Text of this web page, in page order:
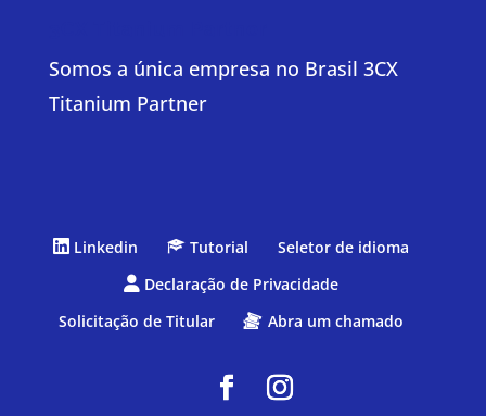
Somos a única empresa no Brasil 3CX
Titanium Partner
Linkedin Tutorial
Seletor de idioma
Declaração de Privacidade
Solicitação de Titular
Abra um chamado